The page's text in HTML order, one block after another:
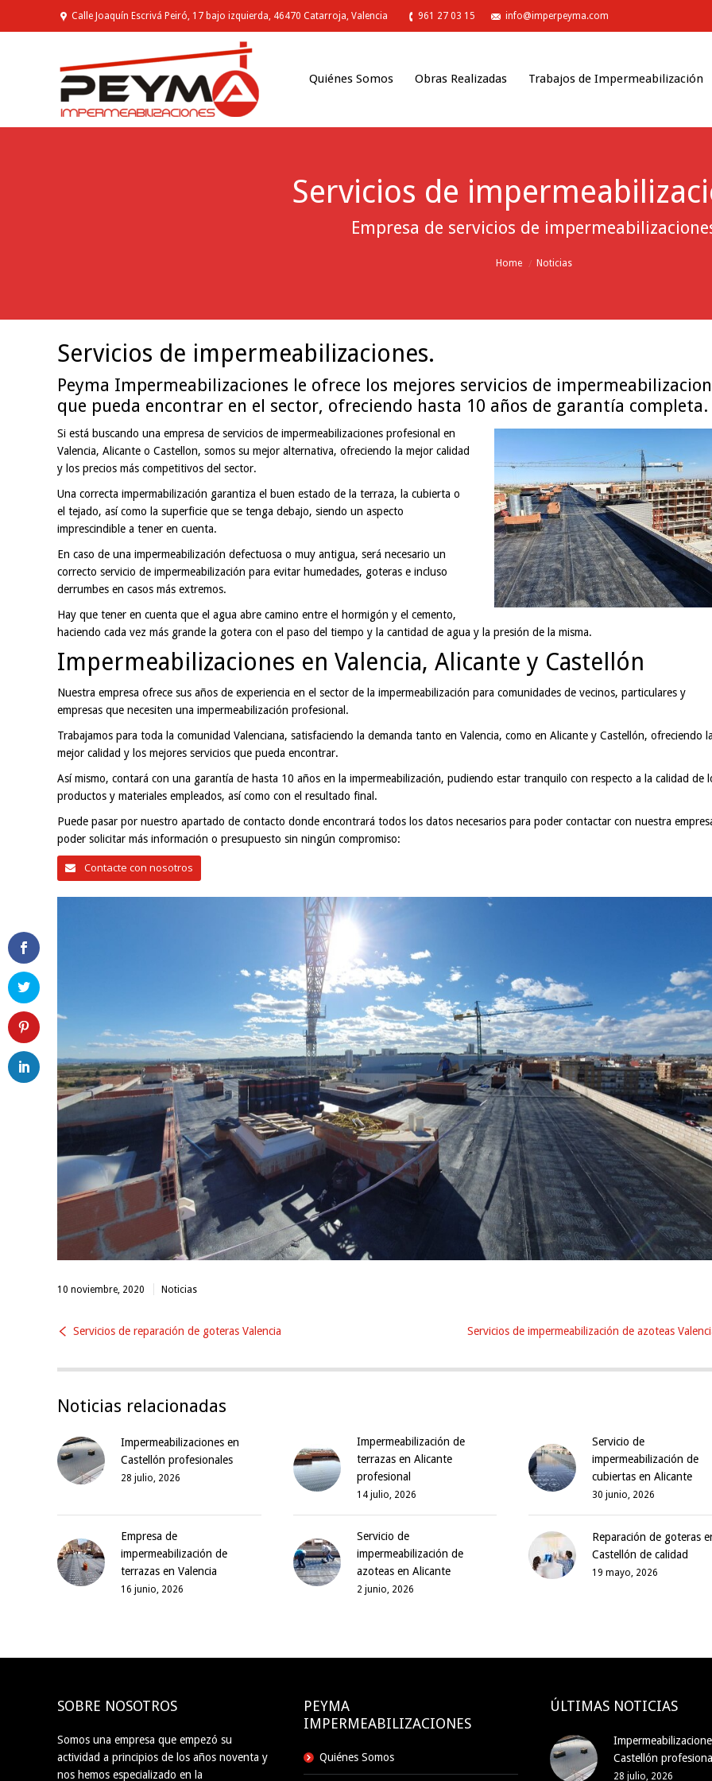
Calle Joaquín Escrivá Peiró, 17 bajo izquierda, 46470 Catarroja, Valencia 961 27 03 15 info@imperpeyma.com
Quiénes Somos Obras Realizadas Trabajos de Impermeabilización
Servicios de
Empresa de servicios de
Home Noticias
Servicios de impermeabilizaciones.
Peyma Impermeabilizaciones le ofrece los mejores servicios de
que pueda encontrar en el sector, ofreciendo hasta 10 años de garantía completa.
Si está buscando una empresa de servicios de impermeabilizaciones profesional en
Valencia, Alicante o Castellon, somos su mejor alternativa, ofreciendo la mejor calidad
y los precios más competitivos del sector.
Una correcta impermabilización garantiza el buen estado de la terraza, la cubierta o
el tejado, así como la superficie que se tenga debajo, siendo un aspecto
imprescindible a tener en cuenta.
En caso de una impermeabilización defectuosa o muy antigua, será necesario un
correcto servicio de impermeabilización para evitar humedades, goteras e incluso
derrumbes en casos más extremos.
Hay que tener en cuenta que el agua abre camino entre el hormigón y el cemento,
haciendo cada vez más grande la gotera con el paso del tiempo y la cantidad de agua y la presión de la misma.
Impermeabilizaciones en Valencia, Alicante y Castellón
Nuestra empresa ofrece sus años de experiencia en el sector de la impermeabilización para comunidades de vecinos, particulares y
empresas que necesiten una impermeabilización profesional.
Trabajamos para toda la comunidad Valenciana, satisfaciendo la demanda tanto en Valencia, como en Alicante y Castellón, ofreciendo
mejor calidad y los mejores servicios que pueda encontrar.
Así mismo, contará con una garantía de hasta 10 años en la impermeabilización, pudiendo estar tranquilo con respecto a la calidad de
productos y materiales empleados, así como con el resultado final.
Puede pasar por nuestro apartado de contacto donde encontrará todos los datos necesarios para poder contactar con nuestra
poder solicitar más información o presupuesto sin ningún compromiso:
Contacte con nosotros
10 noviembre, 2020 Noticias
Servicios de reparación de goteras Valencia Servicios de impermeabilización de azoteas
Noticias relacionadas
Impermeabilizaciones en
Castellón profesionales
28 julio, 2026
Impermeabilización de
terrazas en Alicante
profesional
14 julio, 2026
Servicio de
impermeabilización de
cubiertas en Alicante
30 junio, 2026
Empresa de
impermeabilización de
terrazas en Valencia
16 junio, 2026
Servicio de
impermeabilización de
azoteas en Alicante
2 junio, 2026
Reparación de goteras
Castellón de calidad
19 mayo, 2026
SOBRE NOSOTROS
Somos una empresa que empezó su
actividad a principios de los años noventa y
nos hemos especializado en la
PEYMA
IMPERMEABILIZACIONES
Quiénes Somos
ÚLTIMAS NOTICIAS
Castellón
28 julio, 2026